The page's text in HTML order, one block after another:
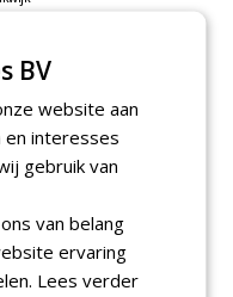
BV
website aan
en interesses
gebruik van
van belang
ervaring
Lees verder